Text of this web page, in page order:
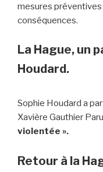
mesures préventives
conséquences.
La Hague, un
Houdard.
Sophie Houdard a
Xavière Gauthier
violentée ».
Retour à la